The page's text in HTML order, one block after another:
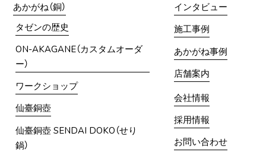
あかがね（銅）
タゼンの歴史
ON-AKAGANE（カスタムオーダ
ー）
ワークショップ
仙臺銅壺
仙臺銅壺 SENDAI DOKO（せり
鍋）
インタビュー
施工事例
あかがね事例
店舗案内
会社情報
採用情報
お問い合わせ